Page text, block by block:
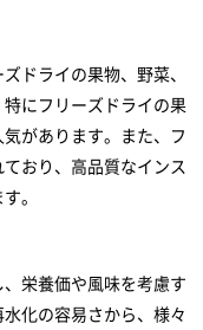
ドライの果物、野菜、
にフリーズドライの果
があります。また、フ
おり、高品質なインス
。
栄養価や風味を考慮す
化の容易さから、様々